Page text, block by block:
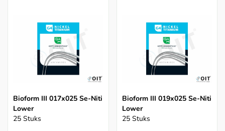
Bioform III 017x025 Se-Niti
Lower
25 Stuks
Bioform III 019x025 Se-Niti
Lower
25 Stuks